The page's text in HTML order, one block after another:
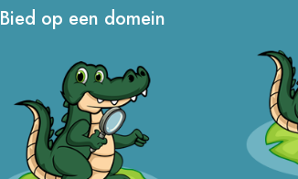
Bied op een domein